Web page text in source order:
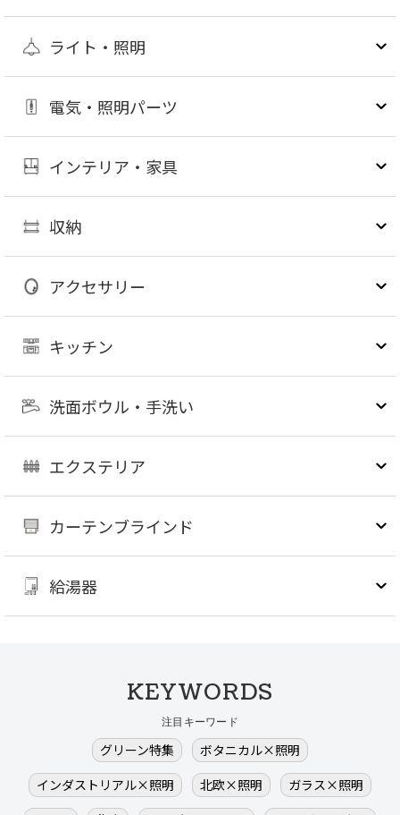
ライト・照明
電気・照明パーツ
インテリア・家具
収納
アクセサリー
キッチン
洗面ボウル・手洗い
エクステリア
カーテンブラインド
給湯器
KEYWORDS
注目キーワード
グリーン特集
ボタニカル×照明
インダストリアル×照明
北欧×照明
ガラス×照明